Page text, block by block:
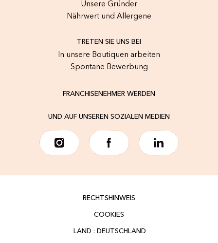
Unsere Gründer
Nährwert und Allergene
TRETEN SIE UNS BEI
In unsere Boutiquen arbeiten
Spontane Bewerbung
FRANCHISENEHMER WERDEN
UND AUF UNSEREN SOZIALEN MEDIEN
RECHTSHINWEIS
COOKIES